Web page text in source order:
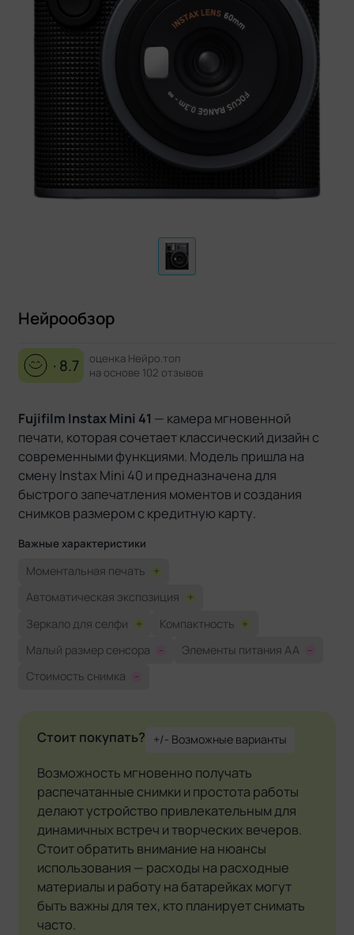
Нейрообзор
· 8.7
оценка Нейро.топ
на основе 102 отзывов
Fujifilm Instax Mini 41 — камера мгновенной
печати, которая сочетает классический дизайн с
современными функциями. Модель пришла на
смену Instax Mini 40 и предназначена для
быстрого запечатления моментов и создания
снимков размером с кредитную карту.
Важные характеристики
Моментальная печать +
Автоматическая экспозиция +
Зеркало для селфи + Компактность +
Малый размер сенсора
- Элементы питания AA -
Стоимость снимка
-
Стоит покупать? +/- Возможные варианты
Возможность мгновенно получать
распечатанные снимки и простота работы
делают устройство привлекательным для
динамичных встреч и творческих вечеров.
Стоит обратить внимание на нюансы
использования — расходы на расходные
материалы и работу на батарейках могут
быть важны для тех, кто планирует снимать
часто.